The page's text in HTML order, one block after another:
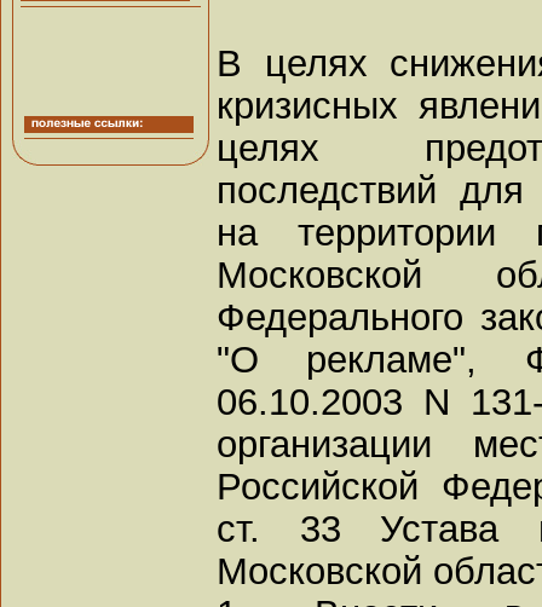
В целях
кризисных
целях
последствий
на территории
Московской
Федерального
"О рекламе",
06.10.2003 N
организации
Российской
ст. 33 Устава
Московской